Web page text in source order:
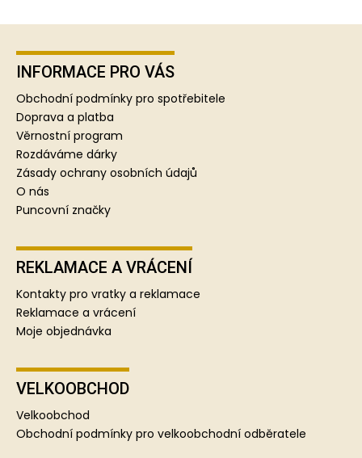
Z
INFORMACE PRO VÁS
Obchodní podmínky pro spotřebitele
Doprava a platba
Věrnostní program
Rozdáváme dárky
Zásady ochrany osobních údajů
O nás
Puncovní značky
REKLAMACE A VRÁCENÍ
Kontakty pro vratky a reklamace
Reklamace a vrácení
Moje objednávka
VELKOOBCHOD
Velkoobchod
Obchodní podmínky pro velkoobchodní odběratele